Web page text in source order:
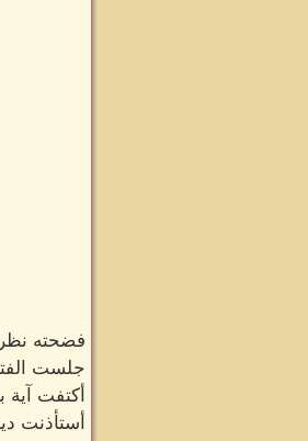
فضحته
جلست
أكتفت
أستأذنت